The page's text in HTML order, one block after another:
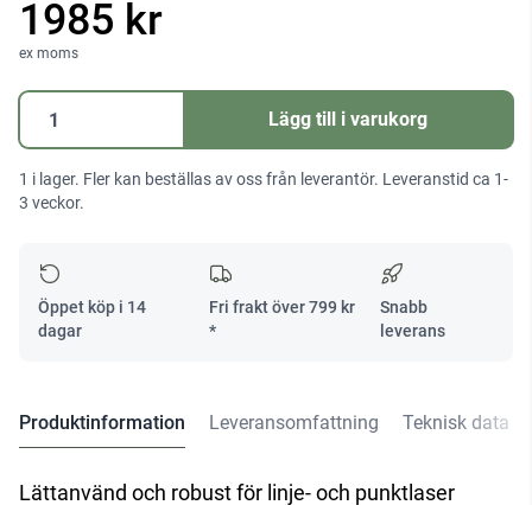
1985 kr
ex moms
Stativ
BT350
Lägg till i varukorg
1 i lager. Fler kan beställas av oss från leverantör. Leveranstid ca 1-
3 veckor.
Öppet köp i 14
dagar
Fri frakt över799 kr
*
Snabb
leverans
Produktinformation Leveransomfattning Teknisk data
Lättanvänd och robust för linje- och punktlaser